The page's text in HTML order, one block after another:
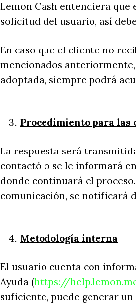
Lemon Cash entendiera
solicitud del usuario, así
En caso que el cliente no
mencionados
adoptada, siempre podrá
Procedimiento para las
La respuesta será
contactó o se le informará
donde continuará el
comunicación, se notificará
Metodología interna
El usuario cuenta con
Ayuda (https://
suficiente, puede generar